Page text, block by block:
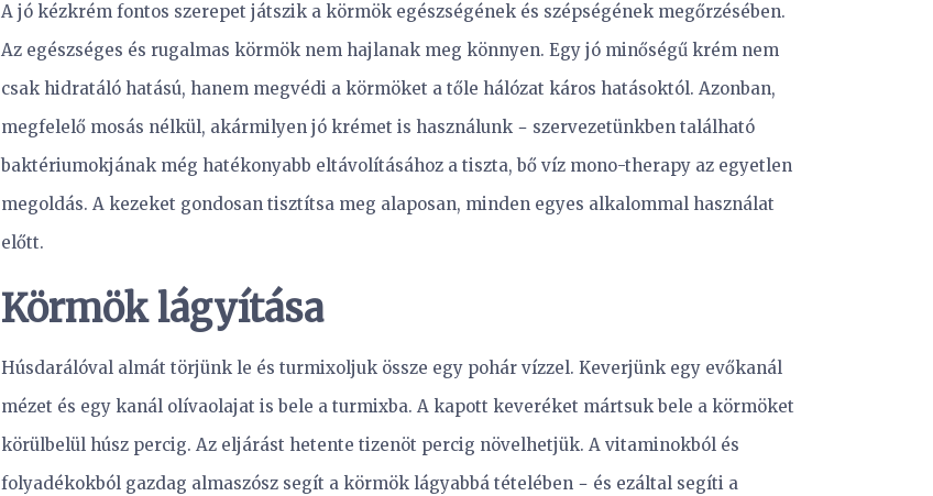
A jó kézkrém fontos szerepet játszik a körmök egészségének és szépségének megőrzésében.
Az egészséges és rugalmas körmök nem hajlanak meg könnyen. Egy jó minőségű krém nem
csak hidratáló hatású, hanem megvédi a körmöket a tőle hálózat káros hatásoktól. Azonban,
megfelelő mosás nélkül, akármilyen jó krémet is használunk − szervezetünkben található
baktériumokjának még hatékonyabb eltávolításához a tiszta, bő víz mono-therapy az egyetlen
megoldás. A kezeket gondosan tisztítsa meg alaposan, minden egyes alkalommal használat
előtt.
Körmök lágyítása
Húsdarálóval almát törjünk le és turmixoljuk össze egy pohár vízzel. Keverjünk egy evőkanál
mézet és egy kanál olívaolajat is bele a turmixba. A kapott keveréket mártsuk bele a körmöket
körülbelül húsz percig. Az eljárást hetente tizenöt percig növelhetjük. A vitaminokból és
folyadékokból gazdag almaszósz segít a körmök lágyabbá tételében − és ezáltal segíti a